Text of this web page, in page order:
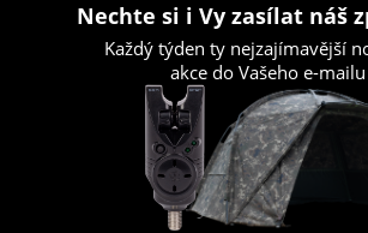
Nechte si i Vy zasílat náš
Každý týden ty nejzajímavější
akce do Vašeho e-mailu